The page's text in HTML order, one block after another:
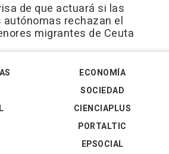
de que actuará si las
rechazan el
migrantes de Ceuta
ECONOMÍA
SOCIEDAD
CIENCIAPLUS
PORTALTIC
EPSOCIAL